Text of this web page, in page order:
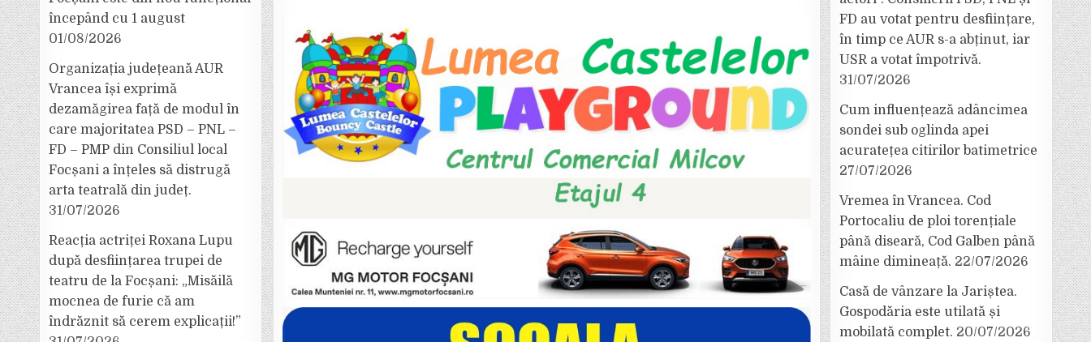
începând cu 1 august
01/08/2026
Organizația județeană AUR
Vrancea își exprimă
dezamăgirea față de modul în
care majoritatea PSD – PNL –
FD – PMP din Consiliul local
Focșani a înțeles să distrugă
arta teatrală din județ.
31/07/2026
Reacția actriței Roxana Lupu
după desființarea trupei de
teatru de la Focșani: „Misăilă
mocnea de furie că am
îndrăznit să cerem explicații!”
FD au votat pentru desființare,
în timp ce AUR s-a abținut, iar
USR a votat împotrivă.
31/07/2026
Cum influențează adâncimea
sondei sub oglinda apei
acuratețea citirilor batimetrice
27/07/2026
Vremea în Vrancea. Cod
Portocaliu de ploi torențiale
până diseară, Cod Galben până
mâine dimineață. 22/07/2026
Casă de vânzare la Jariștea.
Gospodăria este utilată și
mobilată complet. 20/07/2026